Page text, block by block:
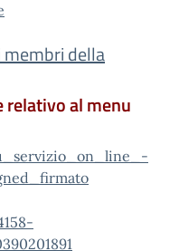
della
al menu